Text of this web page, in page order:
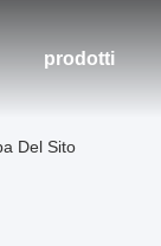
prodotti
Del Sito